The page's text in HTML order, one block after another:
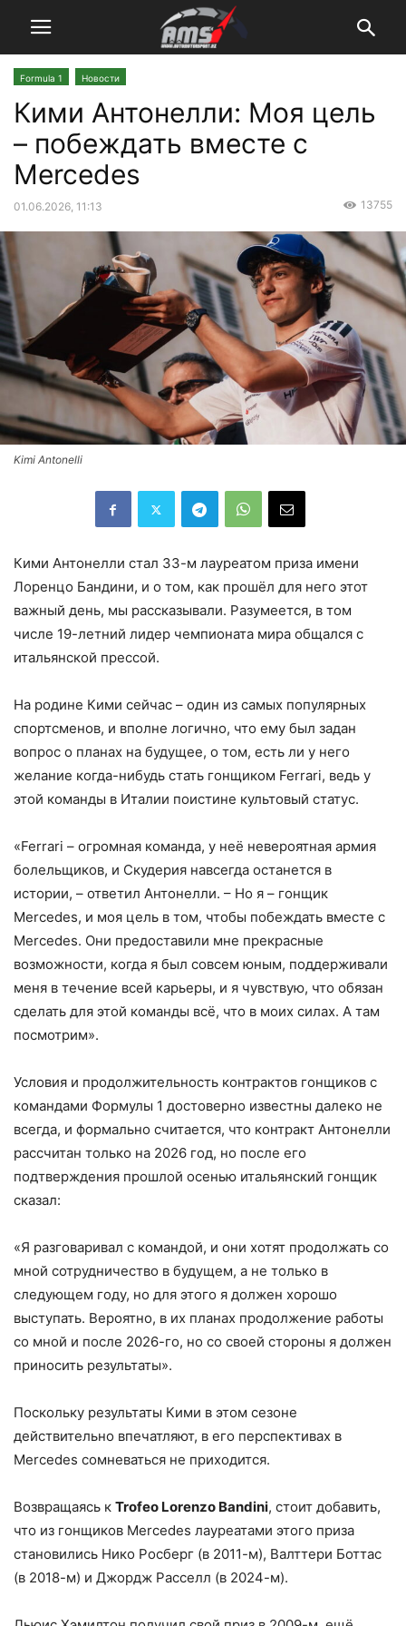
Formula 1 Новости
Кими Антонелли: Моя цель
– побеждать вместе с
Mercedes
01.06.2026, 11:13 13755
Kimi Antonelli
Кими Антонелли стал 33-м лауреатом приза имени
Лоренцо Бандини, и о том, как прошёл для него этот
важный день, мы рассказывали. Разумеется, в том
числе 19-летний лидер чемпионата мира общался с
итальянской прессой.
На родине Кими сейчас – один из самых популярных
спортсменов, и вполне логично, что ему был задан
вопрос о планах на будущее, о том, есть ли у него
желание когда-нибудь стать гонщиком Ferrari, ведь у
этой команды в Италии поистине культовый статус.
«Ferrari – огромная команда, у неё невероятная армия
болельщиков, и Скудерия навсегда останется в
истории, – ответил Антонелли. – Но я – гонщик
Mercedes, и моя цель в том, чтобы побеждать вместе с
Mercedes. Они предоставили мне прекрасные
возможности, когда я был совсем юным, поддерживали
меня в течение всей карьеры, и я чувствую, что обязан
сделать для этой команды всё, что в моих силах. А там
посмотрим».
Условия и продолжительность контрактов гонщиков с
командами Формулы 1 достоверно известны далеко не
всегда, и формально считается, что контракт Антонелли
рассчитан только на 2026 год, но после его
подтверждения прошлой осенью итальянский гонщик
сказал:
«Я разговаривал с командой, и они хотят продолжать со
мной сотрудничество в будущем, а не только в
следующем году, но для этого я должен хорошо
выступать. Вероятно, в их планах продолжение работы
со мной и после 2026-го, но со своей стороны я должен
приносить результаты».
Поскольку результаты Кими в этом сезоне
действительно впечатляют, в его перспективах в
Mercedes сомневаться не приходится.
Возвращаясь к Trofeo Lorenzo Bandini, стоит добавить,
что из гонщиков Mercedes лауреатами этого приза
становились Нико Росберг (в 2011-м), Валттери Боттас
(в 2018-м) и Джордж Расселл (в 2024-м).